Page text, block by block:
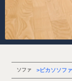
ソファ ピカソソファ